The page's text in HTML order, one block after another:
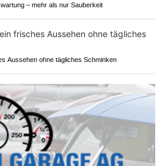
– mehr als nur Sauberkeit
Aussehen ohne tägliches Schminken